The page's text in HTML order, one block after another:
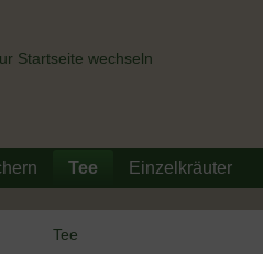
Tee Einzelkräuter
Tee